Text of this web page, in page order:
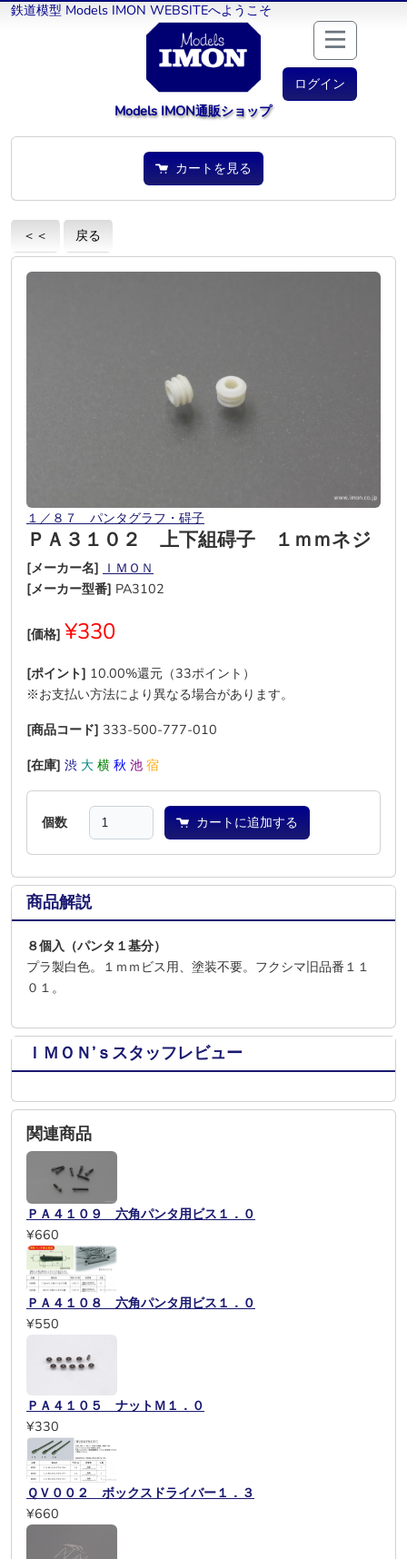
鉄道模型 Models IMON WEBSITEへようこそ
ログイン
Models IMON通販ショップ
カートを見る
＜＜ 戻る
１／８７ パンタグラフ・碍子
ＰＡ３１０２ 上下組碍子 １ｍｍネジ
[メーカー名] ＩＭＯＮ
[メーカー型番] PA3102
[価格] ¥330
[ポイント] 10.00%還元（33ポイント）
※お支払い方法により異なる場合があります。
[商品コード] 333-500-777-010
[在庫] 渋 大 横 秋 池 宿
個数 カートに追加する
商品解説
８個入（パンタ１基分）
プラ製白色。１ｍｍビス用、塗装不要。フクシマ旧品番１１
０１。
ＩＭＯＮ’ｓスタッフレビュー
関連商品
ＰＡ４１０９ 六角パンタ用ビス１．０
¥660
ＰＡ４１０８ 六角パンタ用ビス１．０
¥550
ＰＡ４１０５ ナットＭ１．０
¥330
ＱＶ００２ ボックスドライバー１．３
¥660